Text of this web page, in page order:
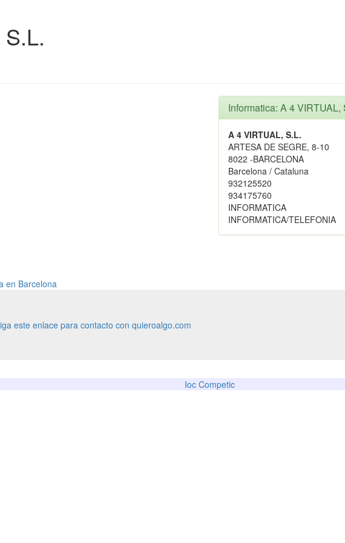
Informatica: A 4 VIRTUAL,
A 4 VIRTUAL, S.L.
ARTESA DE SEGRE, 8-10
8022 -BARCELONA
Barcelona / Cataluna
932125520
934175760
INFORMATICA
INFORMATICA/TELEFONIA
en Barcelona
este enlace para contacto con quieroalgo.com
Ioc Competic